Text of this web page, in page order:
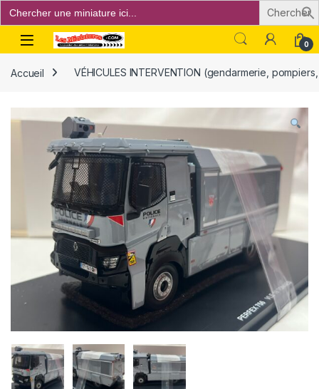
Search
for:
Open 0
Accueil VÉHICULES INTERVENTION (gendarmerie,